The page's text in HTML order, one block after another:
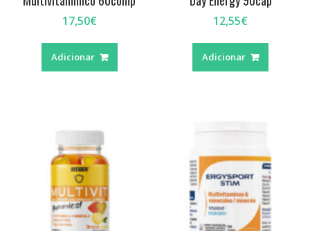
17,50€
Adicionar
12,55€
Adicionar